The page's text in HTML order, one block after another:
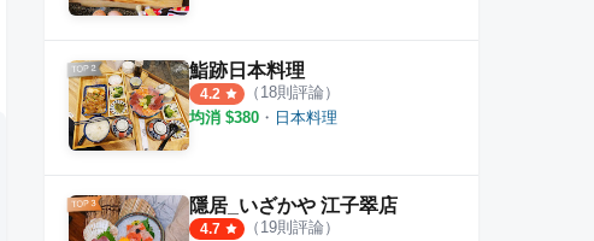
則評論
鮨跡日本料理
4.2 （ 18則評論）
均消 $380 ・ 日本料理
隱居_いざかや 江子翠店
4.7 （ 19則評論）